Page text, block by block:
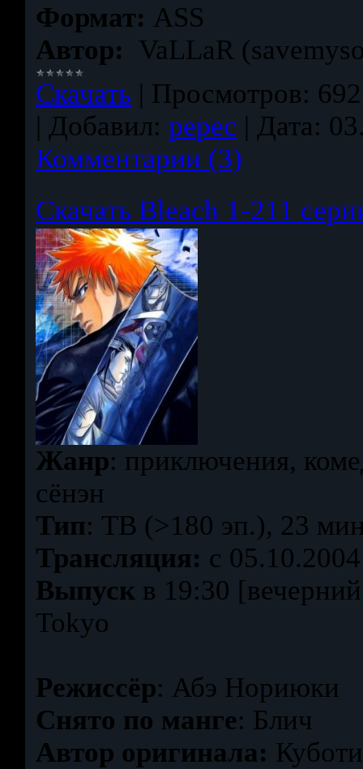
Формат: ASS
Автор: VaLLaR
Скачать | Просмотров: 692
| Добавил: pepec | Дата:
Комментарии (3)
Скачать Bleach 1-211
Жанр: приключения,
сёнэн
Тип: ТВ (>180 эп.), 23
Трансляция: c 05.10.2004
Выпуск в 19:30
Tokyo
Режиссёр: Абэ Нориюки
Снято по манге: Блич
Автор оригинала: